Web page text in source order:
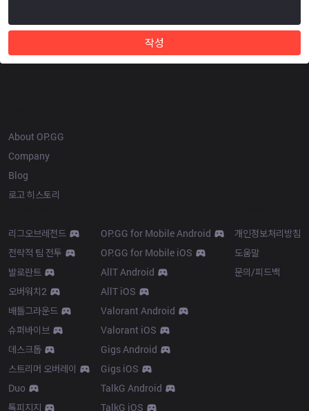
작성
About OP.GG
Company
Blog
로고 히스토리
리그오브레전드
전략적 팀 전투
발로란트
오버워치2
배틀그라운드
슈퍼바이브
데스크톱
스트리머 오버레이
Duo
톡피지지
OP.GG for Mobile Android
OP.GG for Mobile iOS
AllT Android
AllT iOS
Valorant Android
Valorant iOS
Gigs Android
Gigs iOS
TalkG Android
TalkG iOS
개인정보처리방침
도움말
문의/피드백